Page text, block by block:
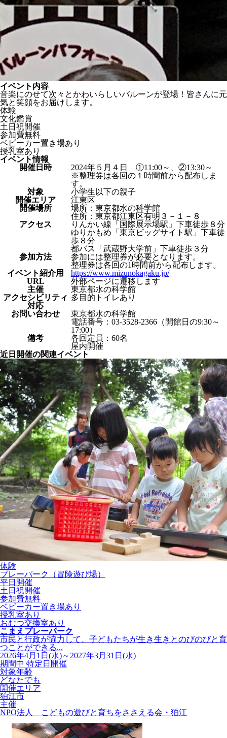
イベント内容
音楽にのせて次々とかわいらしいバルーンが登場！皆さんに元
気と笑顔をお届けします。
体験
文化鑑賞
土日祝開催
参加費無料
ベビーカー置き場あり
授乳室あり
イベント情報
開催日時
2024年５月４日 ①11:00～、②13:30～
※整理券は各回の１時間前から配布しま
す。
対象
小学生以下の親子
開催エリア
江東区
開催場所
場所：東京都水の科学館
住所：東京都江東区有明３－１－８
アクセス
りんかい線「国際展示場駅」下車徒歩８分
ゆりかもめ「東京ビッグサイト駅」下車徒
歩８分
都バス「武蔵野大学前」下車徒歩３分
参加方法
参加には整理券が必要となります。
整理券は各回の1時間前から配布します。
イベント紹介⽤
URL
https://www.mizunokagaku.jp/
外部ページに遷移します
主催
東京都水の科学館
アクセシビリティ
対応
多目的トイレあり
お問い合わせ
東京都水の科学館
電話番号：03-3528-2366（開館日の9:30～
17:00）
備考
各回定員：60名
屋内開催
近日開催の関連イベント
体験
プレーパーク（冒険遊び場）
平日開催
土日祝開催
参加費無料
ベビーカー置き場あり
授乳室あり
おむつ交換室あり
こまえプレーパーク
市民と行政が協力して、子どもたちが生き生きとのびのびと育
つことができる...
2026年4月1日(水)～2027年3月31日(水)
期間中 特定日開催
対象年齢
どなたでも
開催エリア
狛江市
主催
NPO法人 こどもの遊びと育ちをささえる会・狛江